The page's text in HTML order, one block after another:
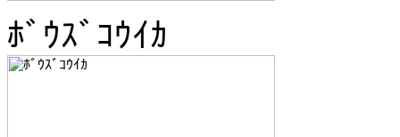
ﾎﾞｳｽﾞｺｳｲｶ